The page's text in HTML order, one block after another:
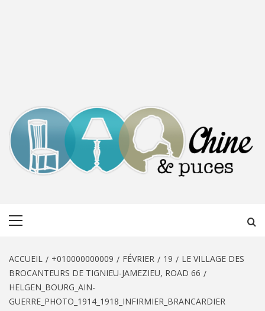
ACCUEIL +010000000009 FÉVRIER 19
LE VILLAGE DES
BROCANTEURS DE TIGNIEU-JAMEZIEU, ROAD 66
HELGEN_BOURG_AIN-
GUERRE_PHOTO_1914_1918_INFIRMIER_BRANCARDIER